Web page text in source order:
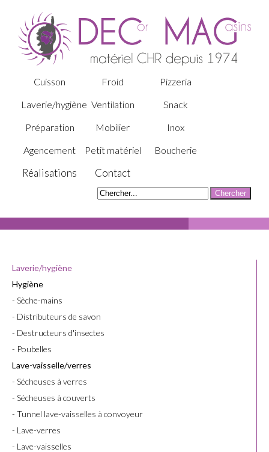
Cuisson Froid
Pizzeria
Laverie/hygiène Ventilation
Snack
Préparation
Mobilier
Inox
Agencement
Petit matériel Boucherie
Réalisations Contact
Laverie/hygiène
Hygiène
- Sèche-mains
- Distributeurs de savon
- Destructeurs d'insectes
- Poubelles
Lave-vaisselle/verres
- Sécheuses à verres
- Sécheuses à couverts
- Tunnel lave-vaisselles à convoyeur
- Lave-verres
- Lave-vaisselles